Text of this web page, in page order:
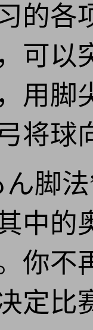
的各
可以
用脚
将球
脚
中的
你不
定比